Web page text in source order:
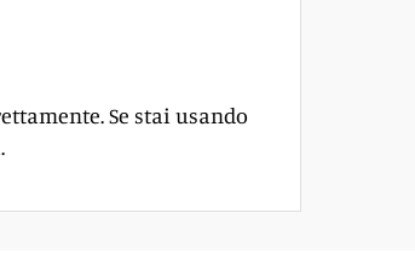
Se stai usando